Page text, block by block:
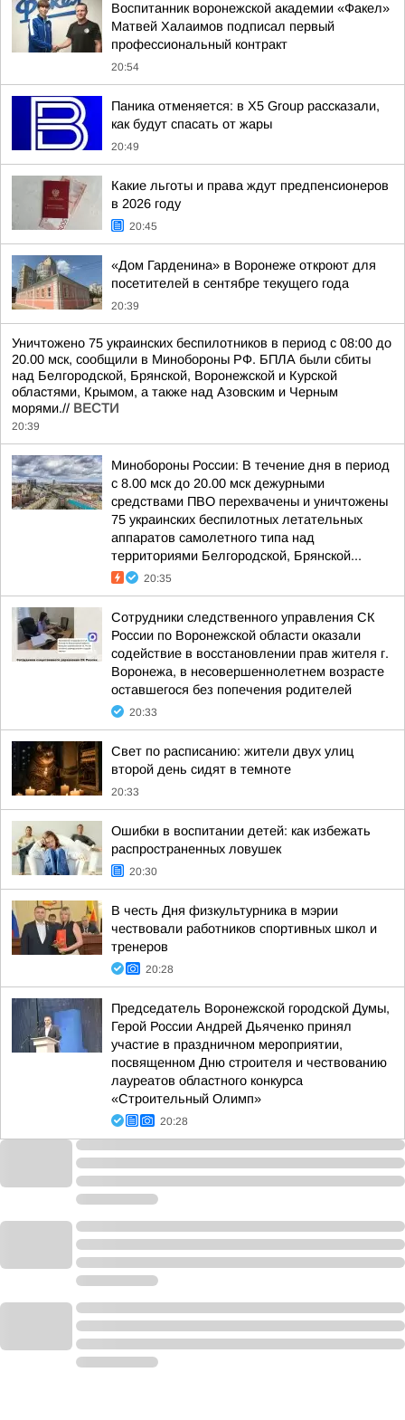
Воспитанник воронежской академии «Факел»
Матвей Халаимов подписал первый
профессиональный контракт
20:54
Паника отменяется: в X5 Group рассказали,
как будут спасать от жары
20:49
Какие льготы и права ждут предпенсионеров
в 2026 году
20:45
«Дом Гарденина» в Воронеже откроют для
посетителей в сентябре текущего года
20:39
Уничтожено 75 украинских беспилотников в период с 08:00 до
20.00 мск, сообщили в Минобороны РФ. БПЛА были сбиты
над Белгородской, Брянской, Воронежской и Курской
областями, Крымом, а также над Азовским и Черным
морями.// ВЕСТИ
20:39
Минобороны России: В течение дня в период
с 8.00 мск до 20.00 мск дежурными
средствами ПВО перехвачены и уничтожены
75 украинских беспилотных летательных
аппаратов самолетного типа над
территориями Белгородской, Брянской...
20:35
Сотрудники следственного управления СК
России по Воронежской области оказали
содействие в восстановлении прав жителя г.
Воронежа, в несовершеннолетнем возрасте
оставшегося без попечения родителей
20:33
Свет по расписанию: жители двух улиц
второй день сидят в темноте
20:33
Ошибки в воспитании детей: как избежать
распространенных ловушек
20:30
В честь Дня физкультурника в мэрии
чествовали работников спортивных школ и
тренеров
20:28
Председатель Воронежской городской Думы,
Герой России Андрей Дьяченко принял
участие в праздничном мероприятии,
посвященном Дню строителя и чествованию
лауреатов областного конкурса
«Строительный Олимп»
20:28